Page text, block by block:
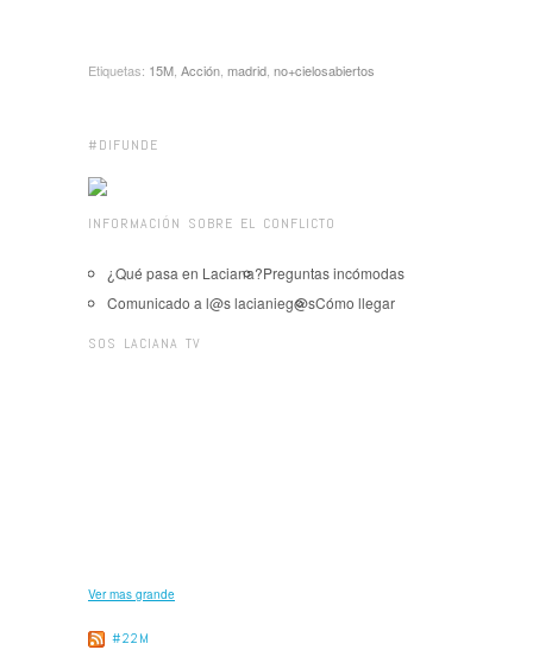
Etiquetas: 15M Acción madrid no+cielosabiertos
#DIFUNDE
INFORMACIÓN SOBRE EL CONFLICTO
¿Qué pasa en Laciana?Preguntas incómodas
Comunicado a l@s lacianieg@sCómo llegar
SOS LACIANA TV
Ver mas grande
#22M